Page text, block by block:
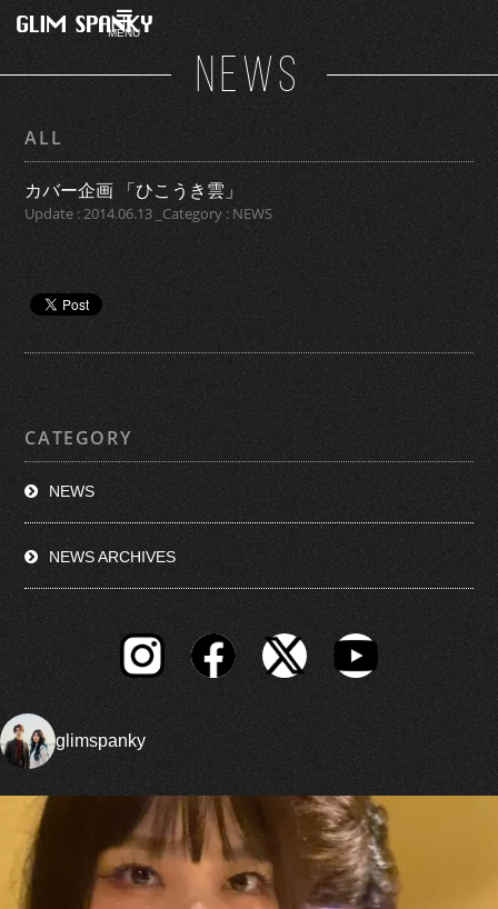
MENU
NEWS
ALL
カバー企画 「ひこうき雲」
Update : 2014.06.13 _Category : NEWS
CATEGORY
NEWS
NEWS ARCHIVES
glimspanky